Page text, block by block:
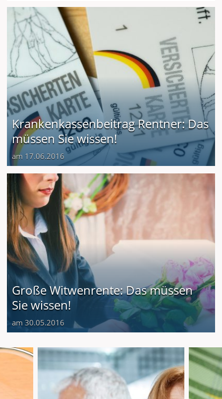
Krankenkassenbeitrag Rentner: Das
müssen Sie wissen!
am 17.06.2016
Große Witwenrente: Das müssen
Sie wissen!
am 30.05.2016